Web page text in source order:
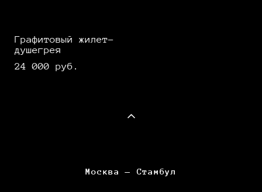
Графитовый жилет-
душегрея
24 000 pуб.
Москва — Стамбул